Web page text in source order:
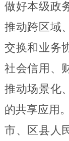
做好本级政
推动跨区域
交换和业务
社会信用、
推动场景化
的共享应用。
市、区县人